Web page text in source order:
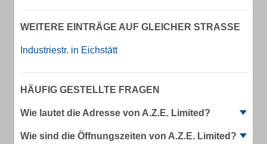
WEITERE EINTRÄGE AUF GLEICHER STRASSE
Industriestr. in Eichstätt
HÄUFIG GESTELLTE FRAGEN
Wie lautet die Adresse von A.Z.E. Limited?
Wie sind die Öffnungszeiten von A.Z.E. Limited?